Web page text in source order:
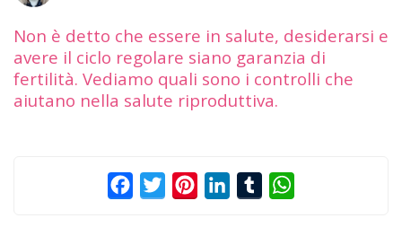
Non è detto che essere in salute, desiderarsi e
avere il ciclo regolare siano garanzia di
fertilità. Vediamo quali sono i controlli che
aiutano nella salute riproduttiva.
FacebookTwitterPinterestLinkedInTumblr